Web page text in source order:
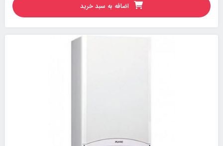
اضافه به سبد خرید